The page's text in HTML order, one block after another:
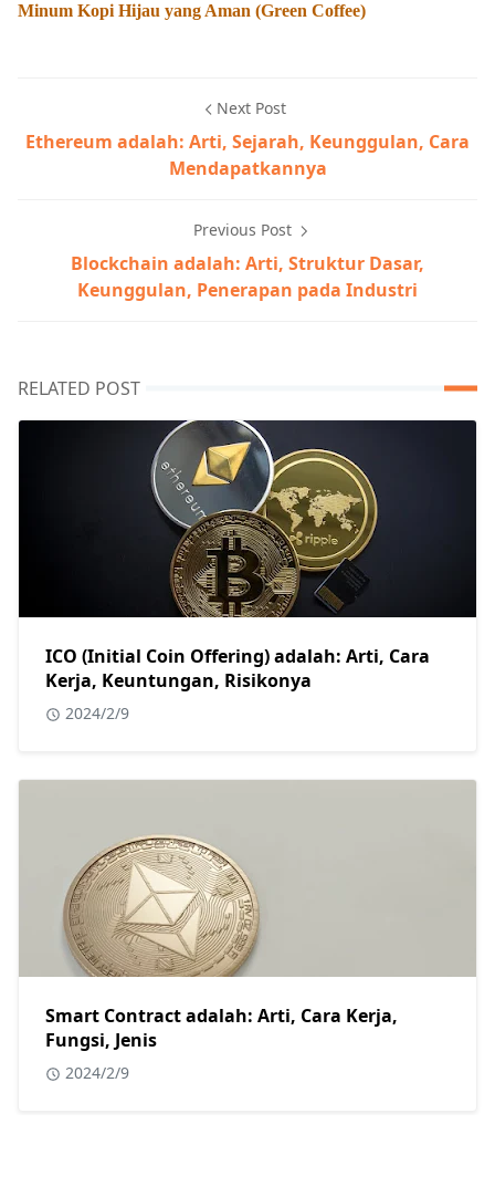
Minum Kopi Hijau yang Aman (Green Coffee)
Next Post
Ethereum adalah: Arti, Sejarah, Keunggulan, Cara
Mendapatkannya
Previous Post
Blockchain adalah: Arti, Struktur Dasar,
Keunggulan, Penerapan pada Industri
RELATED POST
ICO (Initial Coin Offering) adalah: Arti, Cara
Kerja, Keuntungan, Risikonya
2024/2/9
Smart Contract adalah: Arti, Cara Kerja,
Fungsi, Jenis
2024/2/9